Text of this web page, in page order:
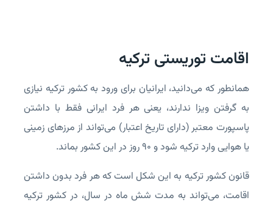
اقامت توریستی ترکیه
همانطور که می‌دانید، ایرانیان برای ورود به کشور ترکیه نیازی
به گرفتن ویزا ندارند، یعنی هر فرد ایرانی فقط با داشتن
پاسپورت معتبر (دارای تاریخ اعتبار) می‌تواند از مرزهای زمینی
یا هوایی وارد ترکیه شود و 90 روز در این کشور بماند.
قانون کشور ترکیه به این شکل است که هر فرد بدون داشتن
اقامت، می‌تواند به مدت شش ماه در سال، در کشور ترکیه